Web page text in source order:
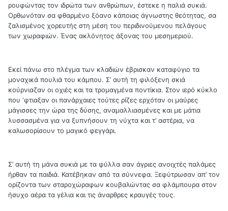
ρουφώντας τον ιδρώτα των ανθρώπων, έστεκε η παλιά συκιά.
Ορθωνόταν σα φθαρμένο ξόανο κάποιας άγνωστης θεότητας, σα
ζαλισμένος χορευτής στη μέση του περιδινούμενου πελάγους
των χωραφιών. Ένας ακλόνητος άξονας του μεσημεριού.
Εκεί πάνω στο πλέγμα των κλαδιών έβρισκαν καταφύγιο τα
μοναχικά πουλιά του κάμπου. Σ’ αυτή τη φιλόξενη σκιά
κούρνιαζαν οι οχιές και τα τρομαγμένα ποντίκια. Στον ιερό κύκλο
που ‘φτιαξαν οι πανάρχαιες τούτες ρίζες ερχόταν οι μαύρες
μάγισσες την ώρα της δύσης, αναμαλλιασμένες και με μάτια
λυσσασμένα για να ξυπνήσουν τη νύχτα και τ’ αστέρια, να
καλωσορίσουν το μαγικό φεγγάρι.
Σ’ αυτή τη μάνα συκιά με τα φύλλα σαν άγριες ανοιχτές παλάμες
ήρθαν τα παιδιά. Κατέβηκαν από τα σύννεφα. Ξεφύτρωσαν απ’ τον
ορίζοντα των σταροχώραφων κουβαλώντας σα φλάμπουρα στον
ήσυχο αέρα τα γέλια και τις άναρθρες κραυγές τους.